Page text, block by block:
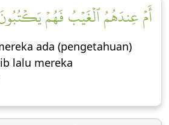
أَمۡ عِندَهُمُ ٱلۡغَيۡبُ فَهُمۡ يَكۡتُبُونَ
ada (pengetahuan)
lalu mereka